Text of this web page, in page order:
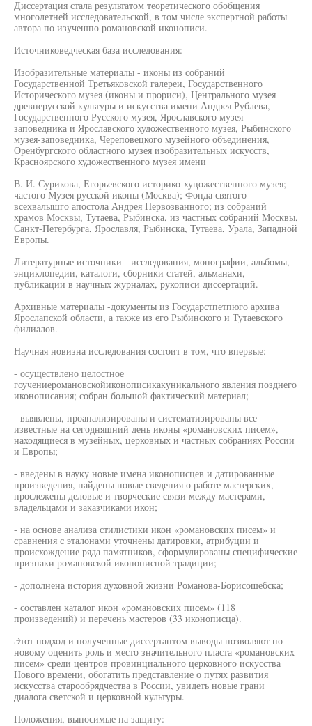
Диссертация стала результатом теоретического обобщения
многолетней исследовательской, в том числе экспертной работы
автора по изучешпо романовской иконописи.
Источниковедческая база исследования:
Изобразительные материалы - иконы из собраний
Государственной Третьяковской галереи, Государственного
Исторического музея (иконы и прориси), Центрального музея
древнерусской культуры и искусства имени Андрея Рублева,
Государственного Русского музея, Ярославского музея-
заповедника и Ярославского художественного музея, Рыбинского
музея-заповедника, Череповецкого музейного объединения,
Оренбургского областного музея изобразительных искусств,
Красноярского художественного музея имени
В. И. Сурикова, Егорьевского историко-хуцожественного музея;
частого Музея русской иконы (Москва); Фонда святого
всехвалышго апостола Андрея Первозванного; из собраний
храмов Москвы, Тутаева, Рыбинска, из частных собраний Москвы,
Санкт-Петербурга, Ярославля, Рыбинска, Тутаева, Урала, Западной
Европы.
Литературные источники - исследования, монографии, альбомы,
энциклопедии, каталоги, сборники статей, альманахи,
публикации в научных журналах, рукописи диссертаций.
Архивные материалы -документы из Государстпетпюго архива
Ярослапской области, а также из его Рыбинского и Тутаевского
филиалов.
Научная новизна исследования состоит в том, что впервые:
- осуществлено целостное
гоучениеромановскойиконописикакуникального явления позднего
иконописания; собран большой фактический материал;
- выявлены, проанализированы и систематизированы все
известные на сегодняшний день иконы «романовских писем»,
находящиеся в музейных, церковных и частных собраниях России
и Европы;
- введены в науку новые имена иконописцев и датированные
произведения, найдены новые сведения о работе мастерских,
прослежены деловые и творческие связи между мастерами,
владельцами и заказчиками икон;
- на основе анализа стилистики икон «романовских писем» и
сравнения с эталонами уточнены датировки, атрибуции и
происхождение ряда памятников, сформулированы специфические
признаки романовской иконописной традиции;
- дополнена история духовной жизни Романова-Борисошебска;
- составлен каталог икон «романовских писем» (118
произведений) и перечень мастеров (33 иконописца).
Этот подход и полученные диссертантом выводы позволяют по-
новому оценить роль и место значительного пласта «романовских
писем» среди центров провинциального церковного искусства
Нового времени, обогатить представление о путях развития
искусства старообрядчества в России, увидеть новые грани
диалога светской и церковной культуры.
Положения, выносимые на защиту: